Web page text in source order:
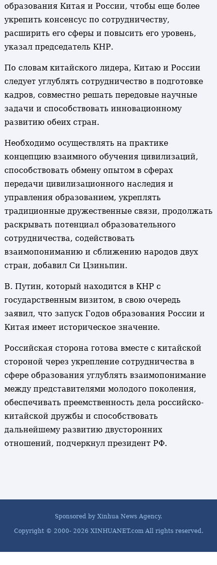
образования Китая и России, чтобы еще более
укрепить консенсус по сотрудничеству,
расширить его сферы и повысить его уровень,
указал председатель КНР.
По словам китайского лидера, Китаю и России
следует углублять сотрудничество в подготовке
кадров, совместно решать передовые научные
задачи и способствовать инновационному
развитию обеих стран.
Необходимо осуществлять на практике
концепцию взаимного обучения цивилизаций,
способствовать обмену опытом в сферах
передачи цивилизационного наследия и
управления образованием, укреплять
традиционные дружественные связи, продолжать
раскрывать потенциал образовательного
сотрудничества, содействовать
взаимопониманию и сближению народов двух
стран, добавил Си Цзиньпин.
В. Путин, который находится в КНР с
государственным визитом, в свою очередь
заявил, что запуск Годов образования России и
Китая имеет историческое значение.
Российская сторона готова вместе с китайской
стороной через укрепление сотрудничества в
сфере образования углублять взаимопонимание
между представителями молодого поколения,
обеспечивать преемственность дела российско-
китайской дружбы и способствовать
дальнейшему развитию двусторонних
отношений, подчеркнул президент РФ.
Sponsored by Xinhua News Agency.
Copyright © 2000- 2026 XINHUANET.com All rights reserved.